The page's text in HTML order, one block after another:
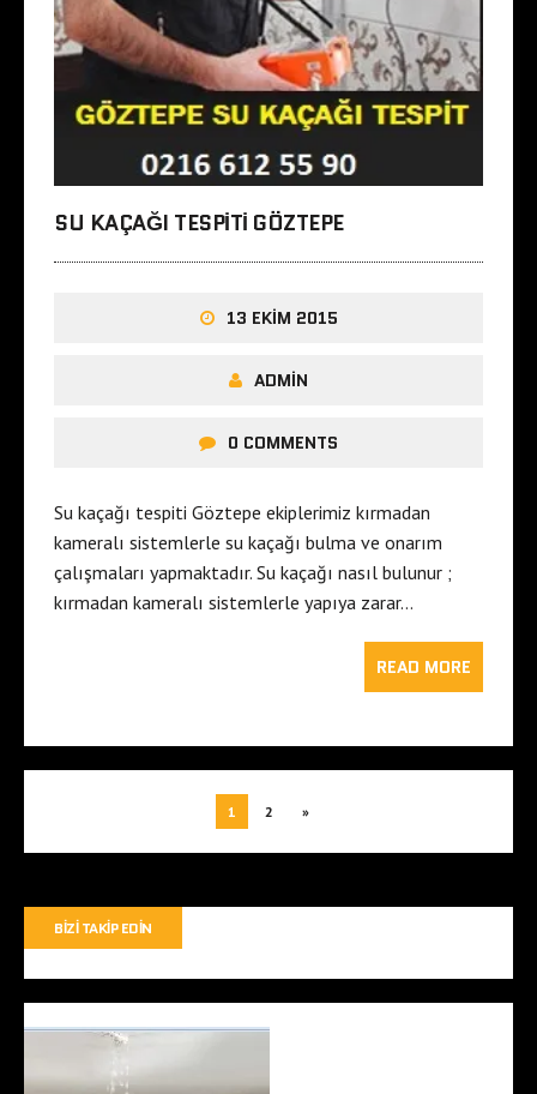
SU KAÇAĞI TESPITI GÖZTEPE
13 EKIM 2015
ADMIN
0 COMMENTS
Su kaçağı tespiti Göztepe ekiplerimiz kırmadan
kameralı sistemlerle su kaçağı bulma ve onarım
çalışmaları yapmaktadır. Su kaçağı nasıl bulunur ;
kırmadan kameralı sistemlerle yapıya zarar…
READ MORE
1 2 »
BIZI TAKIP EDIN